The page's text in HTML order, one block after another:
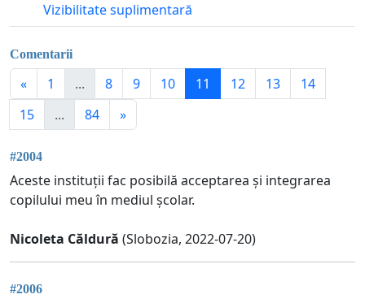
Vizibilitate suplimentară
Comentarii
« 1 ... 8 9 10 11 12 13
14
15
... 84 »
#2004
Aceste instituții fac posibilă acceptarea și integrarea
copilului meu în mediul școlar.
Nicoleta Căldură (Slobozia, 2022-07-20)
#2006